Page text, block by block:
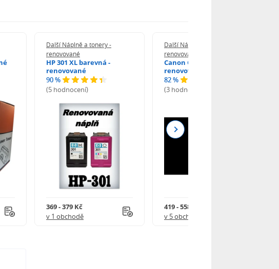
Další Náplně a tonery -
renovované
HP 301 XL barevná -
renovované
90 %
(5 hodnocení)
369 - 379 Kč
v 1 obchodě
Další Náplně a tonery -
renovované
Canon CL-541XL -
renovované
82 %
(3 hodnocení)
419 - 558 Kč
v 5 obchodech
Next